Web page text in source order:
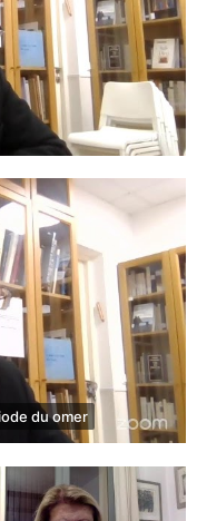
du omer